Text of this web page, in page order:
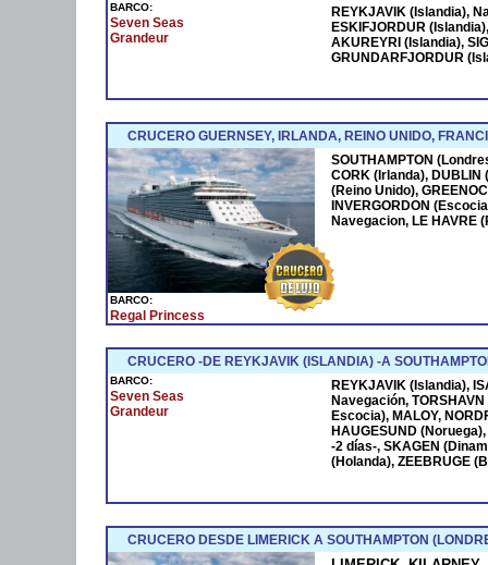
BARCO:
Seven Seas
Grandeur
REYKJAVIK (Islandia),
ESKIFJORDUR
AKUREYRI (Islandia),
GRUNDARFJORDUR
CRUCERO GUERNSEY, IRLANDA, REINO UNIDO,
BARCO:
Regal Princess
SOUTHAMPTON
CORK (Irlanda), DUBLIN
(Reino Unido),
INVERGORDON
Navegacion, LE HAVRE
CRUCERO -DE REYKJAVIK (ISLANDIA) -A
BARCO:
Seven Seas
Grandeur
REYKJAVIK (Islandia),
Navegación,
Escocia), MALOY,
HAUGESUND
-2 días-, SKAGEN
(Holanda), ZEEBRUGE
CRUCERO DESDE LIMERICK A SOUTHAMPTON